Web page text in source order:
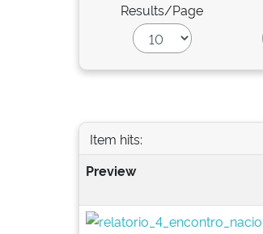
Results/Page
Item hits:
Preview